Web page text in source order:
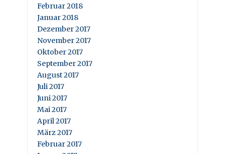
Februar 2018
Januar 2018
Dezember 2017
November 2017
Oktober 2017
September 2017
August 2017
Juli 2017
Juni 2017
Mai 2017
April 2017
März 2017
Februar 2017